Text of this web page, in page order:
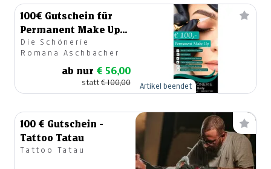
100€ Gutschein für
Permanent Make Up
Powder Brows
Die Schönerie
Romana Aschbacher
ab nur € 56,00
statt€ 100,00 Artikel beendet
100 € Gutschein -
Tattoo Tatau
Tattoo Tatau